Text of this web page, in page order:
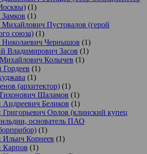
(1)
(1)
Михайлович Пустовалов (герой
союза) (1)
Николаевич Чернышов (1)
Владимирович Засов (1)
Колычев (1)
(1)
(1)
(архитектор) (1)
Шаламов (1)
Андреевич Беликов (1)
Григорьевич Орлов (клинский купец
основатель ПАО
(1)
Ильич Корнеев (1)
Карпов (1)